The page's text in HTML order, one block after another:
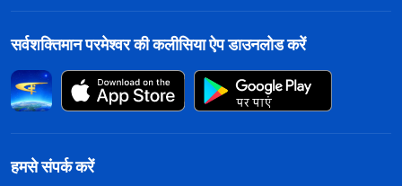
सर्वशक्तिमान परमेश्वर की कलीसिया ऐप डाउनलोड करें
हमसे संपर्क करें